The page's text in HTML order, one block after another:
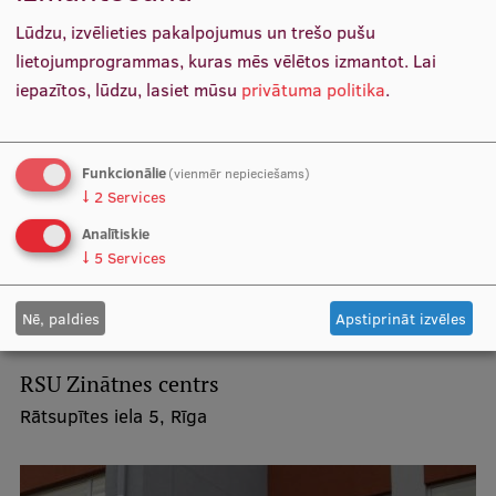
Ģerbonis
Projekti
Virtuālā tūre
Ilgtspējīga attīstība
Studiju un vides pieejamība
Dati par 2025. gadu
Suvenīri un grāmatas
Mūžizglītība
RSU Zinātnes centrs
Rātsupītes iela 5, Rīga
Lūdzu, izvēlieties pakalpojumus un trešo pušu
lietojumprogrammas, kuras mēs vēlētos izmantot. Lai
iepazītos, lūdzu, lasiet mūsu privātuma politika.
Funkcionālie(vienmēr nepieciešams)
↓ 2 Services
Analītiskie
↓ 5 Services
Nē, paldies Apstiprināt izvēles